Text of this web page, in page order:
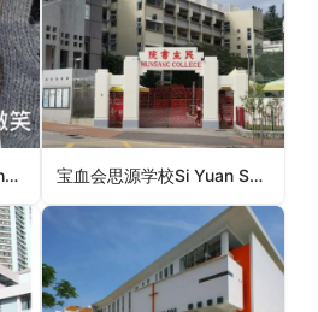
保良局庄启程小学PLK Chong Kee Ting Primary School（沙田区小学） 宝血会思源学校Si Yuan School of the Precious Blood（荃湾区小学）